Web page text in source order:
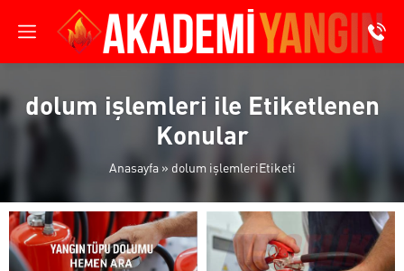
dolum işlemleri ile Etiketlenen
Konular
Anasayfa» dolum işlemleriEtiketi